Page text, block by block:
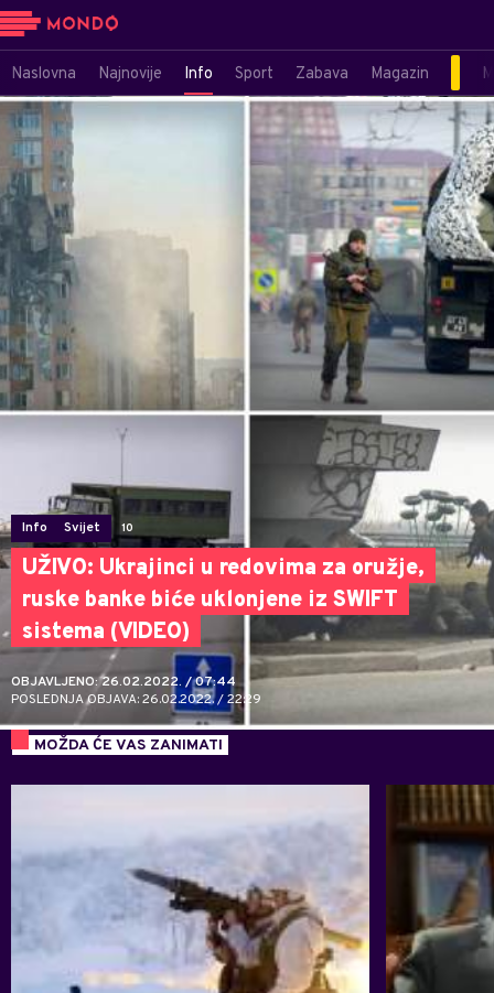
Naslovna Najnovije Info Sport Zabava Magazin
Info Svijet 10
UŽIVO: Ukrajinci u redovima za oružje,
ruske banke biće uklonjene iz SWIFT
sistema (VIDEO)
OBJAVLJENO: 26.02.2022. / 07:44
POSLEDNJA OBJAVA: 26.02.2022. / 22:29
MOŽDA ĆE VAS ZANIMATI